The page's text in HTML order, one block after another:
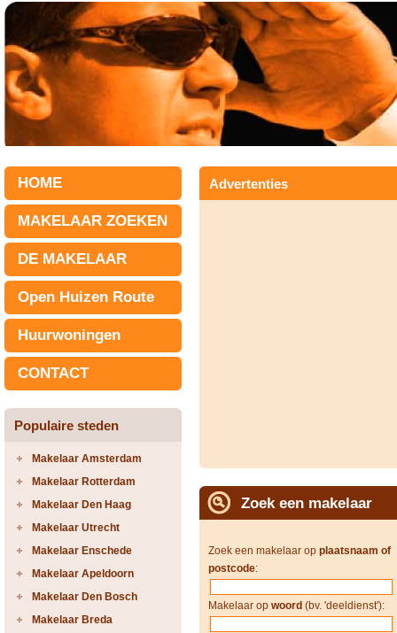
HOME
MAKELAAR ZOEKEN
DE MAKELAAR
Open Huizen Route
Huurwoningen
CONTACT
Populaire steden
Makelaar Amsterdam
Makelaar Rotterdam
Makelaar Den Haag
Makelaar Utrecht
Makelaar Enschede
Makelaar Apeldoorn
Makelaar Den Bosch
Makelaar Breda
Advertenties
Zoek een makelaar
Zoek een makelaar op plaatsnaam of
postcode:
Makelaar op woord (bv. 'deeldienst'):